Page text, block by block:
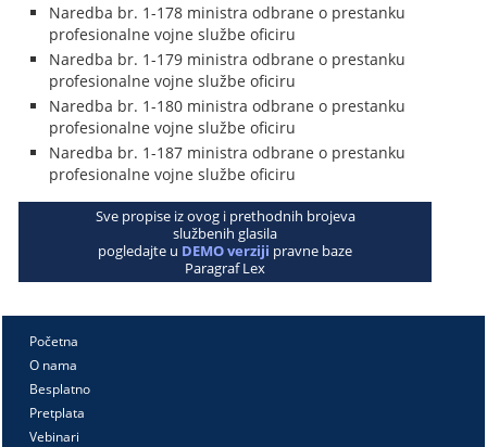
Naredba br. 1-178 ministra odbrane o prestanku
profesionalne vojne službe oficiru
Naredba br. 1-179 ministra odbrane o prestanku
profesionalne vojne službe oficiru
Naredba br. 1-180 ministra odbrane o prestanku
profesionalne vojne službe oficiru
Naredba br. 1-187 ministra odbrane o prestanku
profesionalne vojne službe oficiru
Sve propise iz ovog i prethodnih brojeva
službenih glasila
pogledajte u DEMO verziji pravne baze
Paragraf Lex
Početna
O nama
Besplatno
Pretplata
Vebinari